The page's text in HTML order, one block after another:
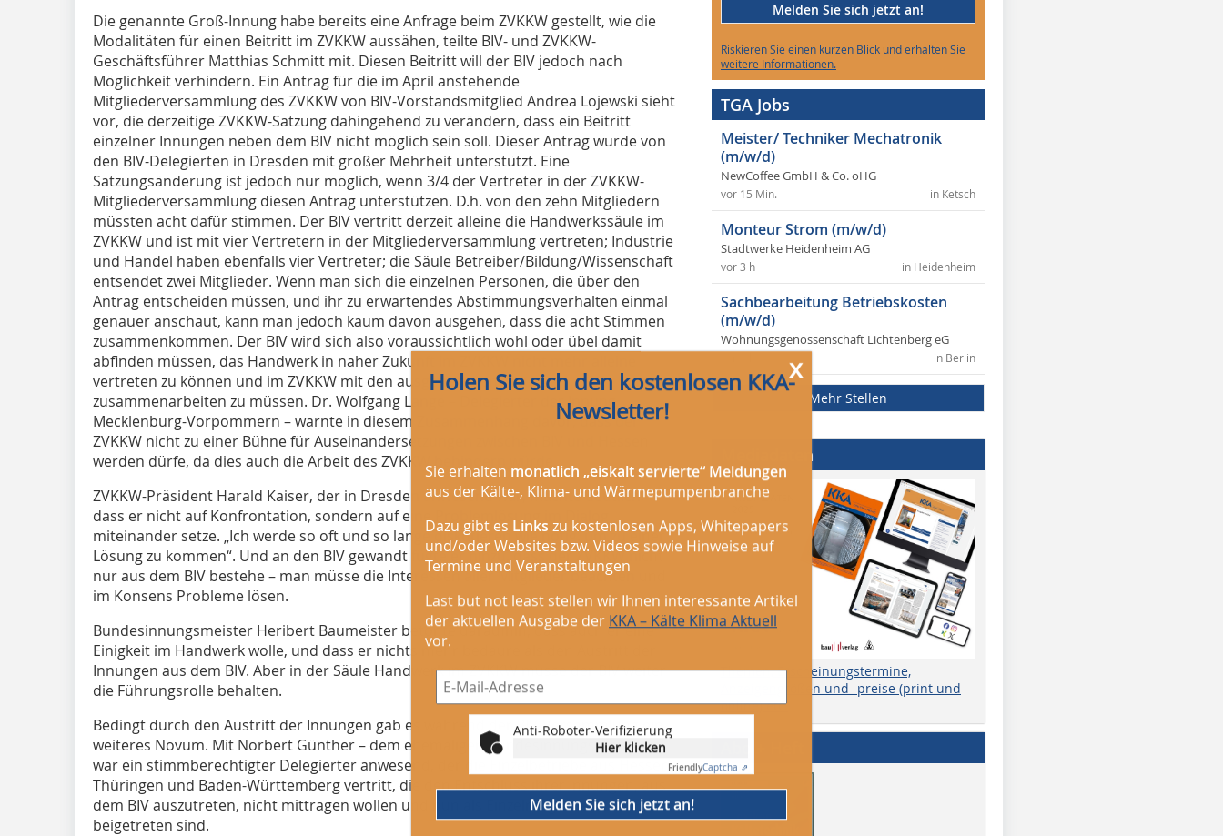
Die genannte Groß-Innung habe bereits eine Anfrage beim ZVKKW gestellt, wie die
Modalitäten für einen Beitritt im ZVKKW aussähen, teilte BIV- und ZVKKW-
Geschäftsführer Matthias Schmitt mit. Diesen Beitritt will der BIV jedoch nach
Möglichkeit verhindern. Ein Antrag für die im April anstehende
Mitgliederversammlung des ZVKKW von BIV-Vorstandsmitglied Andrea Lojewski sieht
vor, die derzeitige ZVKKW-Satzung dahingehend zu verändern, dass ein Beitritt
einzelner Innungen neben dem BIV nicht möglich sein soll. Dieser Antrag wurde von
den BIV-Delegierten in Dresden mit großer Mehrheit unterstützt. Eine
Satzungsänderung ist jedoch nur möglich, wenn 3/4 der Vertreter in der ZVKKW-
Mitgliederversammlung diesen Antrag unterstützen. D.h. von den zehn Mitgliedern
müssten acht dafür stimmen. Der BIV vertritt derzeit alleine die Handwerkssäule im
ZVKKW und ist mit vier Vertretern in der Mitgliederversammlung vertreten; Industrie
und Handel haben ebenfalls vier Vertreter; die Säule Betreiber/Bildung/Wissenschaft
entsendet zwei Mitglieder. Wenn man sich die einzelnen Personen, die über den
Antrag entscheiden müssen, und ihr zu erwartendes Abstimmungsverhalten einmal
genauer anschaut, kann man jedoch kaum davon ausgehen, dass die acht Stimmen
zusammenkommen. Der BIV wird sich also voraussichtlich wohl oder übel damit
abfinden müssen, das Handwerk in naher Zukunft im ZVKKW nicht mehr alleine
vertreten zu können und im ZVKKW mit den ausgetretenen Innungen
zusammenarbeiten zu müssen. Dr. Wolfgang Lange – Delegierter der Innung
Mecklenburg-Vorpommern – warnte in diesem Zusammenhang davor, dass der
ZVKKW nicht zu einer Bühne für Auseinandersetzungen zwischen BIV und Hessen
werden dürfe, da dies auch die Arbeit des ZVKKW behindern würde.
ZVKKW-Präsident Harald Kaiser, der in Dresden anwesend war, machte deutlich,
dass er nicht auf Konfrontation, sondern auf eine Problemlösung im Dialog
miteinander setze. „Ich werde so oft und so lange diskutieren wie nötig, um zu einer
Lösung zu kommen“. Und an den BIV gewandt fügte er hinzu, dass der ZVKKW nicht
nur aus dem BIV bestehe – man müsse die Interessen aller Mitglieder beachten und
im Konsens Probleme lösen.
Bundesinnungsmeister Heribert Baumeister betonte daraufhin, dass auch er eine
Einigkeit im Handwerk wolle, und dass er nichts mehr bedaure als den Austritt der
Innungen aus dem BIV. Aber in der Säule Handwerk im ZVKKW müsse der BIV weiter
die Führungsrolle behalten.
Bedingt durch den Austritt der Innungen gab es während der BIV-Versammlung ein
weiteres Novum. Mit Norbert Günther – dem ehemaligen Bundesinnungsmeister –
war ein stimmberechtigter Delegierter anwesend, der die Einzelbetriebe aus Hessen,
Thüringen und Baden-Württemberg vertritt, die den Entschluss ihrer Innungen, aus
dem BIV auszutreten, nicht mittragen wollen und nun als Einzelmitglieder dem BIV
beigetreten sind.
x
Holen Sie sich den kostenlosen KKA-
Newsletter!
Sie erhalten monatlich „eiskalt servierte“ Meldungen
aus der Kälte-, Klima- und Wärmepumpenbranche
Dazu gibt es Links zu kostenlosen Apps, Whitepapers
und/oder Websites bzw. Videos sowie Hinweise auf
Termine und Veranstaltungen
Last but not least stellen wir Ihnen interessante Artikel
der aktuellen Ausgabe derKKA – Kälte Klima Aktuell
vor.
Anti-Roboter-Verifizierung
Hier klicken
Friendly Captcha ⇗
Melden Sie sich jetzt an!
Melden Sie sich jetzt an!
Riskieren Sie einen kurzen Blick und erhalten Sie
weitere Informationen.
TGA Jobs
Meister/ Techniker Mechatronik
(m/w/d)
NewCoffee GmbH & Co. oHG
in Ketsch
vor 15 Min.
Monteur Strom (m/w/d)
Stadtwerke Heidenheim AG
in Heidenheim
vor 3 h
Sachbearbeitung Betriebskosten
(m/w/d)
Wohnungsgenossenschaft Lichtenberg eG
in Berlin
Mehr Stellen
Mediadaten
Themen, Erscheinungstermine,
Anzeigengrößen und -preise (print und
online) etc.